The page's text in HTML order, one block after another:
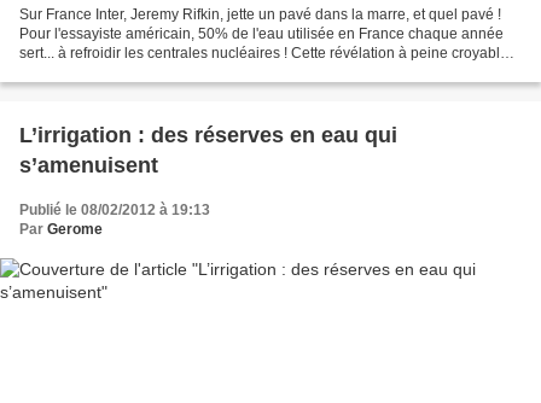
Sur France Inter, Jeremy Rifkin, jette un pavé dans la marre, et quel pavé !
Pour l'essayiste américain, 50% de l'eau utilisée en France chaque année
sert... à refroidir les centrales nucléaires ! Cette révélation à peine croyable
L’irrigation : des réserves en eau qui
s’amenuisent
Publié le 08/02/2012 à 19:13
Par Gerome